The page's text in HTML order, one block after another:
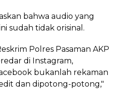
bahwa audio yang
sudah tidak orisinal.
Polres Pasaman AKP
di Instagram,
bukanlah rekaman
dan dipotong-potong,"